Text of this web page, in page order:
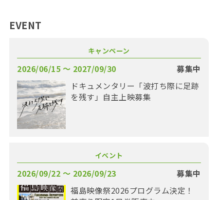
EVENT
キャンペーン
2026/06/15 〜 2027/09/30
募集中
ドキュメンタリー「波打ち際に足跡
を残す」自主上映募集
イベント
2026/09/22 〜 2026/09/23
募集中
福島映像祭2026プログラム決定！